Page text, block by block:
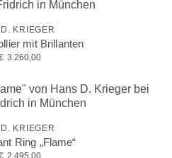
KRIEGER
mit Brillanten
3.260,00
KRIEGER
Ring „Flame“
2.495,00